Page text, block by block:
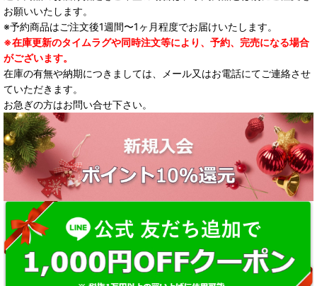
お願いいたします。
※予約商品はご注文後1週間〜1ヶ月程度でお届けいたします。
※在庫更新のタイムラグや同時注文等により、予約、完売になる場合
がございます。
在庫の有無や納期につきましては、メール又はお電話にてご連絡させ
ていただきます。
お急ぎの方はお問い合せ下さい。